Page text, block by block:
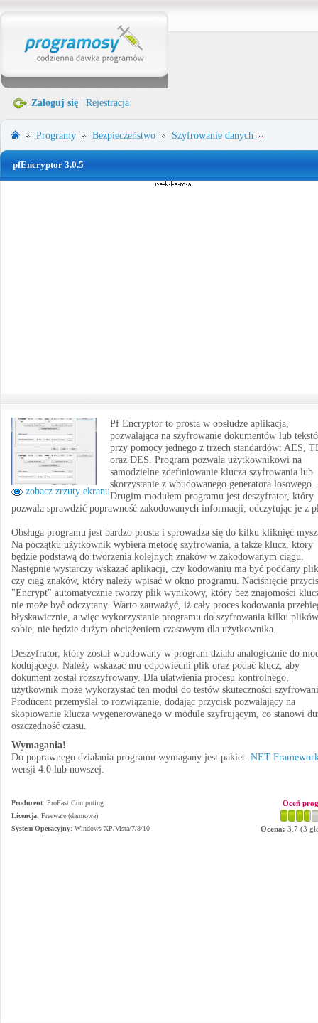
Zaloguj się Rejestracja
Programy Bezpieczeństwo Szyfrowanie danych
pfEncryptor 3.0.5
zobacz zrzuty ekranu
Pf Encryptor to prosta w obsłudze aplikacja,
pozwalająca na szyfrowanie dokumentów lub
przy pomocy jednego z trzech standardów: AES,
oraz DES. Program pozwala użytkownikowi na
samodzielne zdefiniowanie klucza szyfrowania lub
skorzystanie z wbudowanego generatora losowego.
Drugim modułem programu jest deszyfrator, który
pozwala sprawdzić poprawność zakodowanych informacji, odczytując je z
Obsługa programu jest bardzo prosta i sprowadza się do kilku kliknięć
Na początku użytkownik wybiera metodę szyfrowania, a także klucz, który
będzie podstawą do tworzenia kolejnych znaków w zakodowanym ciągu.
Następnie wystarczy wskazać aplikacji, czy kodowaniu ma być poddany
czy ciąg znaków, który należy wpisać w okno programu. Naciśnięcie
"Encrypt" automatycznie tworzy plik wynikowy, który bez znajomości
nie może być odczytany. Warto zauważyć, iż cały proces kodowania
błyskawicznie, a więc wykorzystanie programu do szyfrowania kilku
sobie, nie będzie dużym obciążeniem czasowym dla użytkownika.
Deszyfrator, który został wbudowany w program działa analogicznie do
kodującego. Należy wskazać mu odpowiedni plik oraz podać klucz, aby
dokument został rozszyfrowany. Dla ułatwienia procesu kontrolnego,
użytkownik może wykorzystać ten moduł do testów skuteczności
Producent przemyślał to rozwiązanie, dodając przycisk pozwalający na
skopiowanie klucza wygenerowanego w module szyfrującym, co stanowi
oszczędność czasu.
Wymagania!
Do poprawnego działania programu wymagany jest pakiet .NET
wersji 4.0 lub nowszej.
Producent: ProFast Computing
Licencja: Freeware (darmowa)
System Operacyjny: Windows XP/Vista/7/8/10
Oceń
Ocena: 3.7 (3